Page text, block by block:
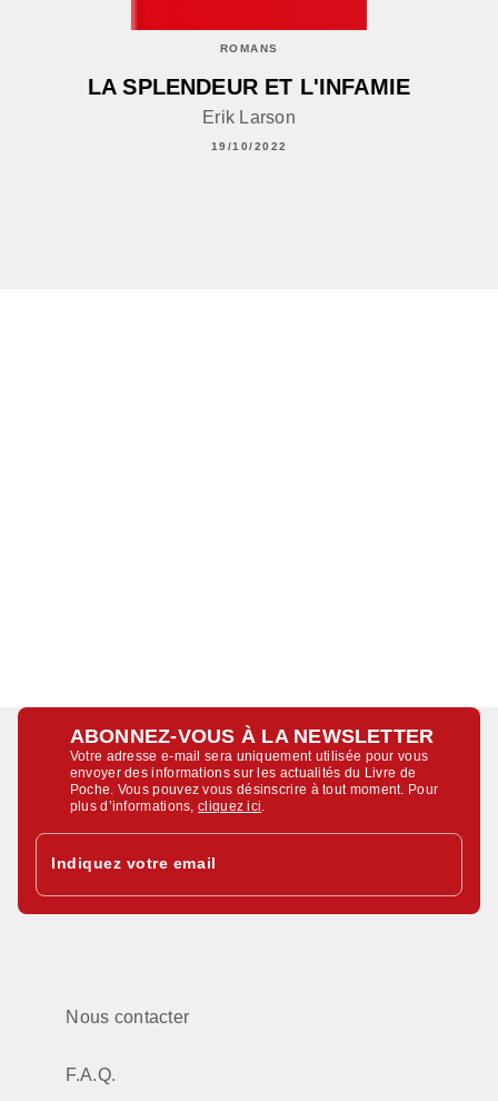
ROMANS
LA SPLENDEUR ET L'INFAMIE
Erik Larson
19/10/2022
ABONNEZ-VOUS À LA NEWSLETTER
Votre adresse e-mail sera uniquement utilisée pour vous
envoyer des informations sur les actualités du Livre de
Poche. Vous pouvez vous désinscrire à tout moment. Pour
plus d’informations,cliquez ici
Indiquez votre email
Nous contacter
F.A.Q.